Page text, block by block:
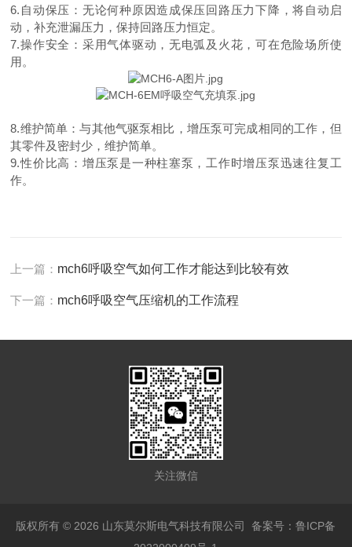
6.自动保压：无论何种原因造成保压回路压力下降，将自动启
动，补充泄漏压力，保持回路压力恒定。
7.操作安全：采用气体驱动，无电弧及火花，可在危险场所使
用。
8.维护简单：与其他气驱泵相比，增压泵可完成相同的工作，但
其零件及密封少，维护简单。
9.性价比高：增压泵是一种柱塞泵，工作时增压泵迅速往复工
作。
上一篇： mch6呼吸空气如何工作才能达到比较有效
下一篇： mch6呼吸空气压缩机的工作流程
关注微信
版权所有 © 2026 山东莫尔斯电气科技有限公司备案号：鲁ICP备